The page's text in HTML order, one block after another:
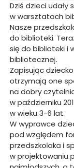
Dziś dzieci udały
w warsztatach
Nasze
do biblioteki.
się do biblioteki i
bibliotecznej.
Zapisując
otrzymają one
na dobry
w październiku
w wieku 3-6 lat.
W wyprawce
pod względem
przedszkolaka i
w projektowaniu